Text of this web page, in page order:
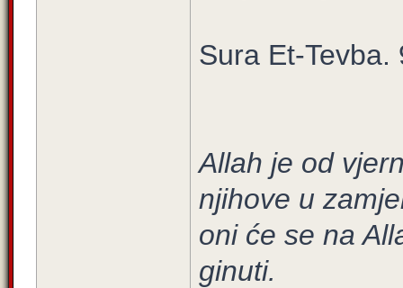
Sura Et-Tevba.
Allah je od
njihove u
oni će se na
ginuti.